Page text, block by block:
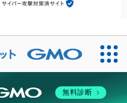
無料診断